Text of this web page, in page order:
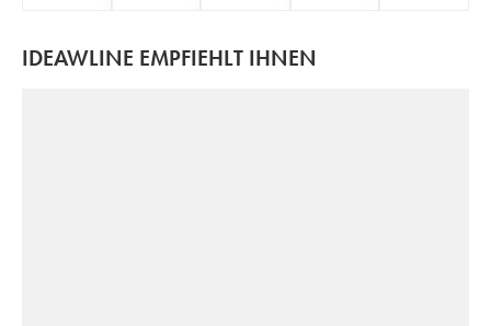
IDEAWLINE EMPFIEHLT IHNEN